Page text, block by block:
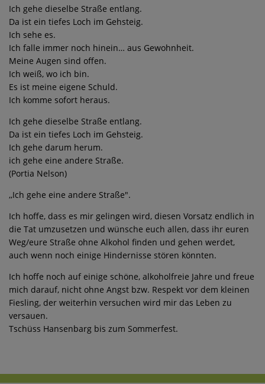
Ich gehe dieselbe Straße entlang.
Da ist ein tiefes Loch im Gehsteig.
Ich sehe es.
Ich falle immer noch hinein… aus Gewohnheit.
Meine Augen sind offen.
Ich weiß, wo ich bin.
Es ist meine eigene Schuld.
Ich komme sofort heraus.
Ich gehe dieselbe Straße entlang.
Da ist ein tiefes Loch im Gehsteig.
Ich gehe darum herum.
ich gehe eine andere Straße.
(Portia Nelson)
,,Ich gehe eine andere Straße".
Ich hoffe, dass es mir gelingen wird, diesen Vorsatz endlich in
die Tat umzusetzen und wünsche euch allen, dass ihr euren
Weg/eure Straße ohne Alkohol finden und gehen werdet,
auch wenn noch einige Hindernisse stören könnten.
Ich hoffe noch auf einige schöne, alkoholfreie Jahre und freue
mich darauf, nicht ohne Angst bzw. Respekt vor dem kleinen
Fiesling, der weiterhin versuchen wird mir das Leben zu
versauen.
Tschüss Hansenbarg bis zum Sommerfest.